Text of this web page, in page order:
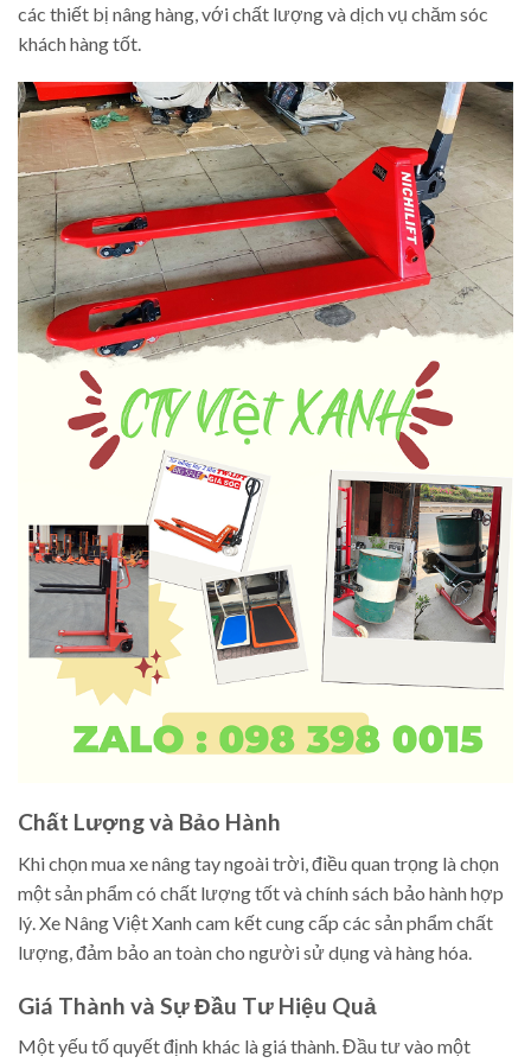
các thiết bị nâng hàng, với chất lượng và dịch vụ chăm sóc
khách hàng tốt.
Chất Lượng và Bảo Hành
Khi chọn mua xe nâng tay ngoài trời, điều quan trọng là chọn
một sản phẩm có chất lượng tốt và chính sách bảo hành hợp
lý. Xe Nâng Việt Xanh cam kết cung cấp các sản phẩm chất
lượng, đảm bảo an toàn cho người sử dụng và hàng hóa.
Giá Thành và Sự Đầu Tư Hiệu Quả
Một yếu tố quyết định khác là giá thành. Đầu tư vào một